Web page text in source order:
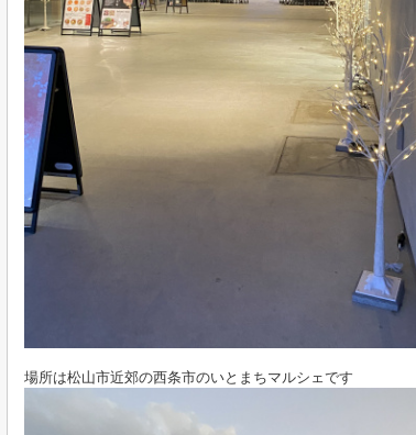
場所は松山市近郊の西条市のいとま ちマルシェです